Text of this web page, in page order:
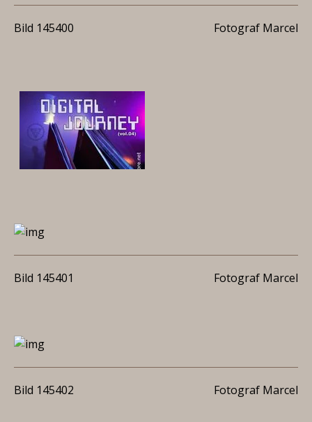
Bild 145400 Fotograf Marcel
Bild 145401 Fotograf Marcel
Bild 145402 Fotograf Marcel